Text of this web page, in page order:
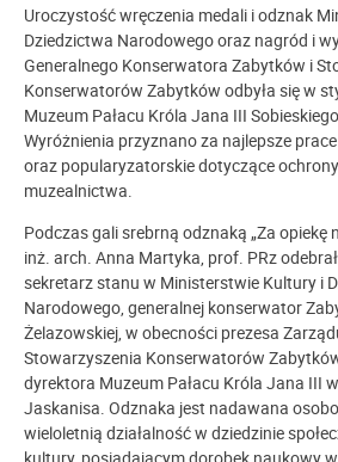
Uroczystość wręczenia medali i odznak
Dziedzictwa Narodowego oraz nagród i
Generalnego Konserwatora Zabytków i
Konserwatorów Zabytków odbyła się w
Muzeum Pałacu Króla Jana III
Wyróżnienia przyznano za najlepsze
oraz popularyzatorskie dotyczące
muzealnictwa.
Podczas gali srebrną odznaką „Za opiekę
inż. arch. Anna Martyka, prof. PRz
sekretarz stanu w Ministerstwie Kultury i
Narodowego, generalnej konserwator
Żelazowskiej, w obecności prezesa
Stowarzyszenia Konserwatorów
dyrektora Muzeum Pałacu Króla Jana III
Jaskanisa. Odznaka jest nadawana
wieloletnią działalność w dziedzinie